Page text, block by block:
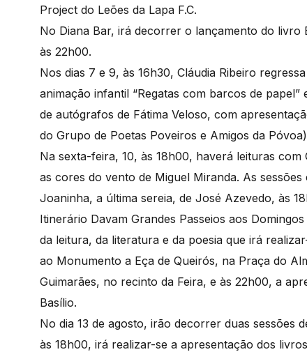
Project do Leões da Lapa F.C.
No Diana Bar, irá decorrer o lançamento do livro
às 22h00.
Nos dias 7 e 9, às 16h30, Cláudia Ribeiro
animação infantil “Regatas com barcos de
de autógrafos de Fátima Veloso, com
do Grupo de Poetas Poveiros e Amigos da
Na sexta-feira, 10, às 18h00, haverá leituras
as cores do vento de Miguel Miranda. As
Joaninha, a última sereia, de José Azevedo, às
Itinerário Davam Grandes Passeios aos
da leitura, da literatura e da poesia que irá
ao Monumento a Eça de Queirós, na Praça do
Guimarães, no recinto da Feira, e às 22h00, a
Basílio.
No dia 13 de agosto, irão decorrer duas sessões
às 18h00, irá realizar-se a apresentação dos